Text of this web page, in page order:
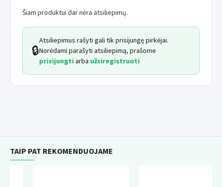
Šiam produktui dar nėra atsiliepimų.
🔒
Atsiliepimus rašyti gali tik prisijungę pirkėjai.
Norėdami parašyti atsiliepimą, prašome
prisijungti arba užsiregistruoti
TAIP PAT REKOMENDUOJAME